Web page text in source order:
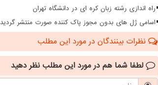
راه اندازی رشته زبان کره ای در دانشگاه تهران
اسامی ژل های بدون مجوز پاک کننده صورت منتشر گردید
نظرات بینندگان در مورد این مطلب
لطفا شما هم در مورد این مطلب نظر دهید